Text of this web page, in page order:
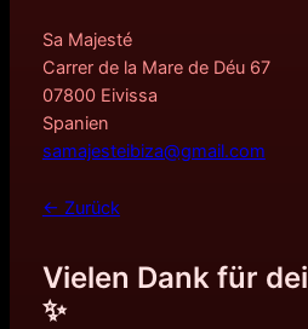
Sa Majesté
Carrer de la Mare de Déu 67
07800 Eivissa
Spanien
samajesteibiza@gmail.com
← Zurück
Vielen Dank für
✨